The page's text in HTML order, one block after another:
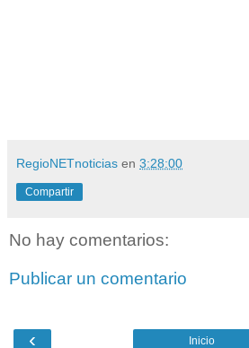
RegioNETnoticias en 3:28:00
Compartir
No hay comentarios:
Publicar un comentario
‹ Inicio